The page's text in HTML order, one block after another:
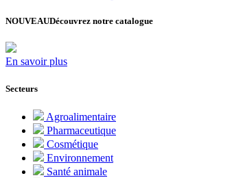
NOUVEAUDécouvrez notre catalogue
En savoir plus
Secteurs
Agroalimentaire
Pharmaceutique
Cosmétique
Environnement
Santé animale